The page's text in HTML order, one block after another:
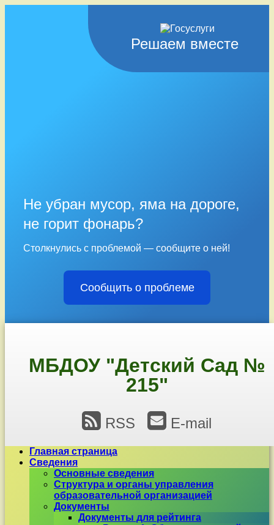
Решаем вместе
Не убран мусор, яма на дороге,
не горит фонарь?
Столкнулись с проблемой — сообщите о ней!
Сообщить о проблеме
МБДОУ "Детский Сад №
215"
RSS E-mail
Главная страница
Сведения
Основные сведения
Структура и органы управления
образовательной организацией
Документы
Документы для рейтинга